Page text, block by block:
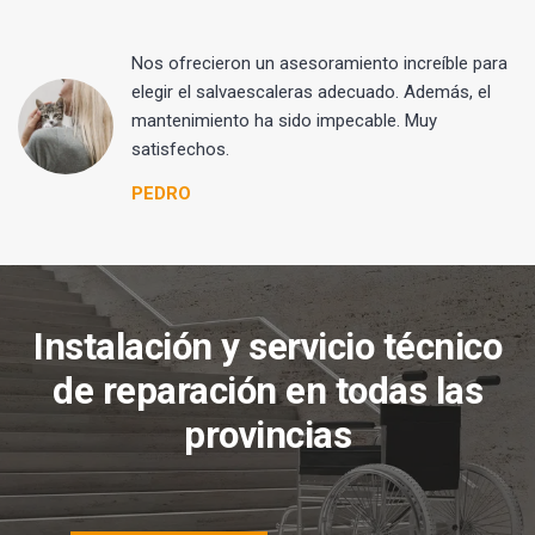
Nos ofrecieron un asesoramiento increíble para
elegir el salvaescaleras adecuado. Además, el
mantenimiento ha sido impecable. Muy
satisfechos.
PEDRO
Instalación y servicio técnico
de reparación en todas las
provincias